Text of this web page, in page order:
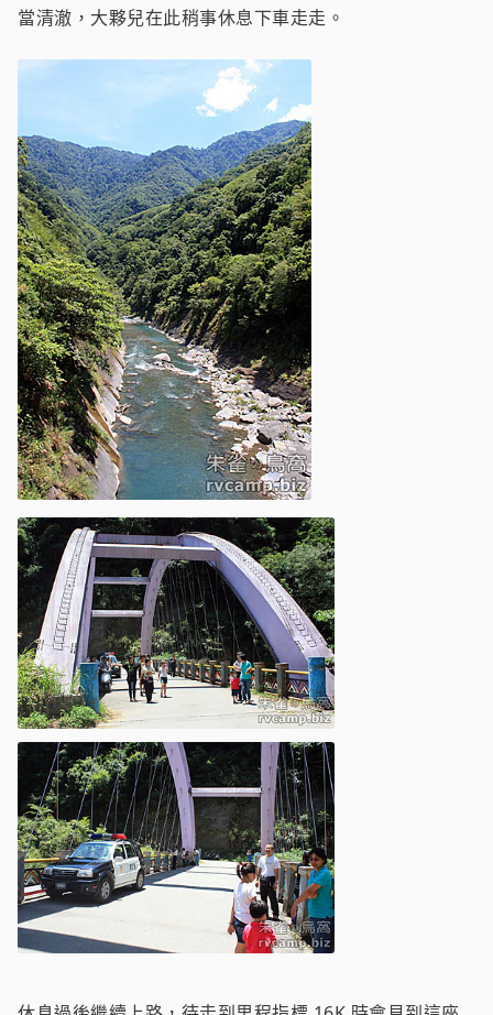
當清澈，大夥兒在此稍事休息下車走走。